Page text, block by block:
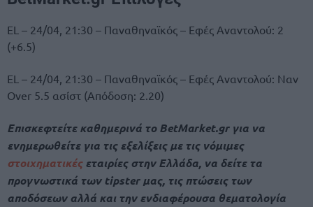
EL – 24/04, 21:30 – Παναθηναϊκός – Εφές Αναντολού: 2
(+6.5)
EL – 24/04, 21:30 – Παναθηναϊκός – Εφές Αναντολού: Ναν
Over 5.5 ασίστ (Απόδοση: 2.20)
Επισκεφτείτε καθημερινά το BetMarket.gr για να
ενημερωθείτε για τις εξελίξεις με τις νόμιμες
στοιχηματικέςεταιρίες στην Ελλάδα, να δείτε τα
προγνωστικά των tipster μας, τις πτώσεις των
αποδόσεων αλλά και την ενδιαφέρουσα θεματολογία